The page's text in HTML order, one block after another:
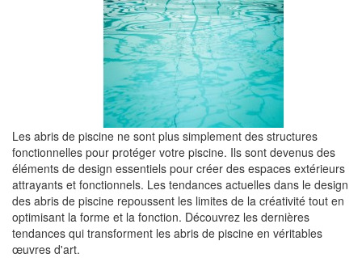
Les abris de piscine ne sont plus simplement des structures
fonctionnelles pour protéger votre piscine. Ils sont devenus des
éléments de design essentiels pour créer des espaces extérieurs
attrayants et fonctionnels. Les tendances actuelles dans le design
des abris de piscine repoussent les limites de la créativité tout en
optimisant la forme et la fonction. Découvrez les dernières
tendances qui transforment les abris de piscine en véritables
œuvres d'art.